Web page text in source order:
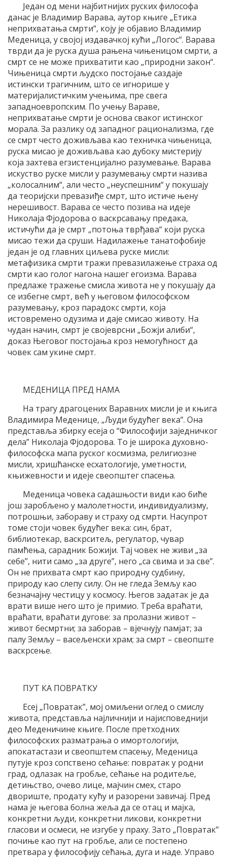
Један од мени најбитнијих руских философа
данас је Владимир Варава, аутор књиге „Етика
неприхватања смрти“, коју је објавио Владимир
Меденица, у својој издавачкој кући „Логос“. Варава
тврди да је руска душа рањена чињеницом смрти, а
смрт се не може прихватити као „природни закон“.
Чињеница смрти људско постојање саздаје
истински трагичним, што се игнорише у
материјалистичким учењима, пре свега
западноевропским. По учењу Вараве,
неприхватање смрти је основа сваког истинског
морала. За разлику од западног рационализма, где
се смрт често доживљава као техничка чињеница,
руска мисао је доживљава као дубоку мистерију
која захтева егзистенцијално разумевање. Варава
искуство руске мисли у разумевању смрти назива
„колосалним“, али често „неуспешним“ у покушају
да теоријски превазиђе смрт, што истиче њену
нерешивост. Варава се често позива на идеје
Николаја Фјодорова о васкрсавању предака,
истичући да је смрт „потоња тврђава“ који руска
мисао тежи да сруши. Надилажење танатофобије
један је од главних циљева руске мисли:
метафизика смрти тражи превазилажење страха од
смрти као голог нагона нашег егоизма. Варава
предлаже тражење смисла живота не у покушају да
се избегне смрт, већ у његовом философском
разумевању, кроз парадокс смрти, која
истовремено одузима и даје смисао животу. На
чудан начин, смрт је својеврсни „Божји алиби“,
доказ Његовог постојања кроз немогућност да
човек сам укине смрт.
МЕДЕНИЦА ПРЕД НАМА
На трагу драгоцених Варавних мисли је и књига
Владимира Меденице, „Људи будућег века“. Она
представља збирку есеја о “Философији заједничког
дела” Николаја Фјодорова. То је широка духовно-
философска мапа руског космизма, религиозне
мисли, хришћанске есхатологије, уметности,
књижевности и идеје свеопштег спасења.
Меденица човека садашњости види као биће
још заробљено у малолетности, индивидуализму,
потрошњи, забораву и страху од смрти. Насупрот
томе стоји човек будућег века: син, брат,
библиотекар, васкрситељ, регулатор, чувар
памћења, сарадник Божији. Тај човек не живи „за
себе”, нити само „за друге”, него „са свима и за све”.
Он не прихвата смрт као природну судбину,
природу као слепу силу. Он не гледа Земљу као
безначајну честицу у космосу. Његов задатак је да
врати више него што је примио. Треба враћати,
враћати, враћати дугове: за пролазни живот –
живот бесмртни; за заборав – вјечнују памјат; за
палу Земљу – васељенски храм; за смрт – свеопште
васкрсење.
ПУТ КА ПОВРАТКУ
Есеј „Повратак”, мој омиљени оглед о смислу
живота, представља најличнији и најисповеднији
део Меденичине књиге. После претходних
философских разматрања о имортологији,
апокатастази и свеопштем спасењу, Меденица
путује кроз сопствено сећање: повратак у родни
град, одлазак на гробље, сећање на родитеље,
детињство, очево лице, мајчин смех, старо
двориште, продату кућу и разорени завичај. Пред
нама је његова болна жеља да се отац и мајка,
конкретни људи, конкретни ликови, конкретни
гласови и осмеси, не изгубе у праху. Зато „Повратак”
почиње као пут на гробље, али се постепено
претвара у философију сећања, дуга и наде. Управо